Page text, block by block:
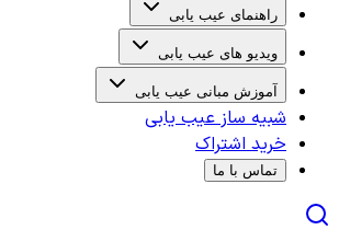
راهنمای عیب یابی
ویدیو های عیب یابی
آموزش مبانی عیب یابی
شبیه ساز عیب یابی
خرید اشتراک
تماس با ما